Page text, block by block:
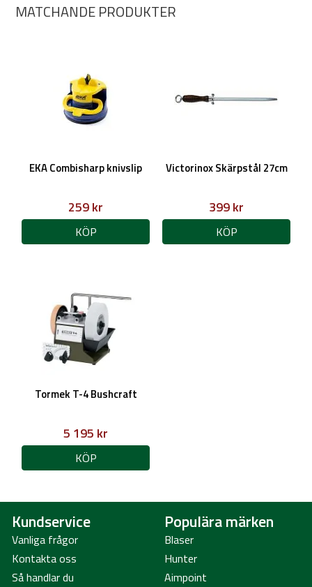
MATCHANDE PRODUKTER
EKA Combisharp knivslip
259 kr
KÖP
Victorinox Skärpstål 27cm
399 kr
KÖP
Tormek T-4 Bushcraft
5 195 kr
KÖP
Kundservice
Vanliga frågor
Kontakta oss
Så handlar du
Populära märken
Blaser
Hunter
Aimpoint